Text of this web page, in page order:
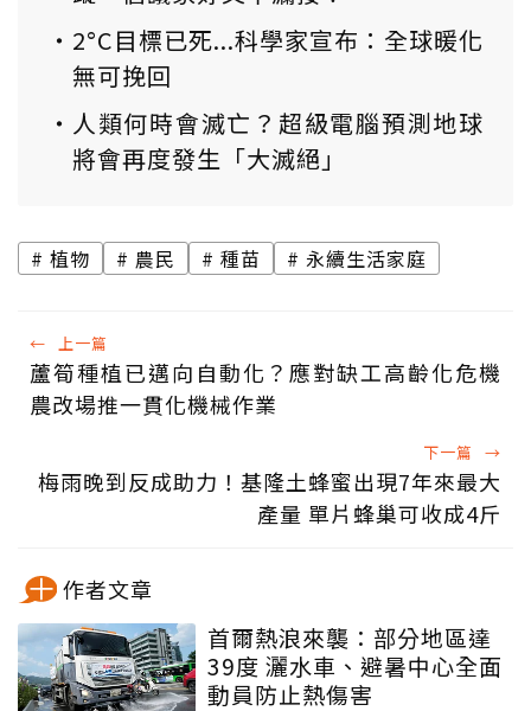
2°C目標已死...科學家宣布：全球暖化
無可挽回
人類何時會滅亡？超級電腦預測地球
將會再度發生「大滅絕」
植物 農民 種苗 永續生活家庭
← 上一篇
蘆筍種植已邁向自動化？應對缺工高齡化危機
農改場推一貫化機械作業
下一篇 →
梅雨晚到反成助力！基隆土蜂蜜出現7年來最大
產量 單片蜂巢可收成4斤
作者文章
首爾熱浪來襲：部分地區達
39度 灑水車、避暑中心全面
動員防止熱傷害